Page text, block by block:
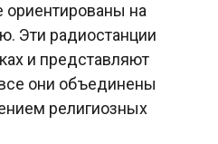
ориентированы на
Эти радиостанции
и представляют
они объединены
религиозных